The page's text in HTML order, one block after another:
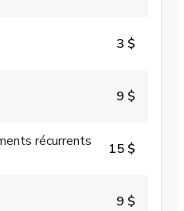
3 $
9 $
récurrents 15 $
9 $